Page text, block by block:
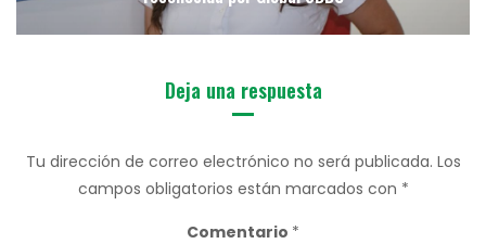
Deja una respuesta
Tu dirección de correo electrónico no será publicada. Los
campos obligatorios están marcados con *
Comentario *